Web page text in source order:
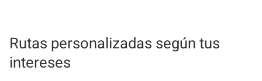
Rutas personalizadas según tus
intereses